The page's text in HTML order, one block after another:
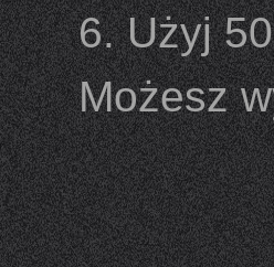
6. Użyj
Możesz